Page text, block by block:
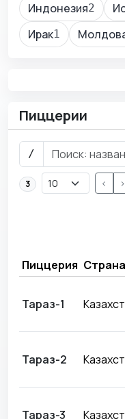
Индонезия2
Ирак1
Пиццерии
/
3 < >
Пиццерия Страна
Тараз-1
Тараз-2
Тараз-3